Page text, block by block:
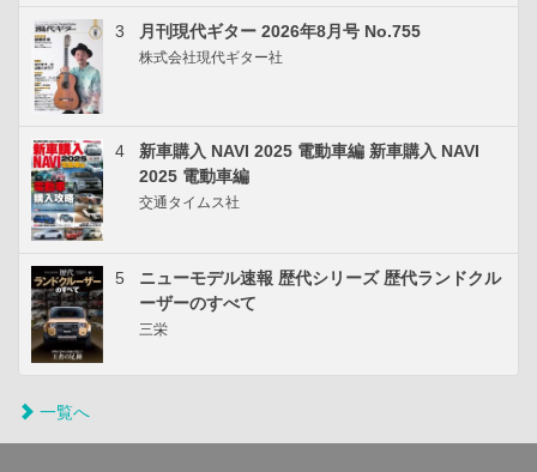
3 月刊現代ギター 2026年8月号 No.755
株式会社現代ギター社
4
新車購入 NAVI 2025 電動車編 新車購入 NAVI
2025 電動車編
交通タイムス社
5
ニューモデル速報 歴代シリーズ 歴代ランドクル
ーザーのすべて
三栄
一覧へ